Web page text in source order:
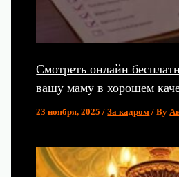
Смотреть онлайн
вашу маму в хорошем
23 ноября, 2025/За кадром / By